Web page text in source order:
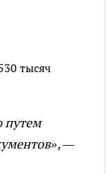
тысяч
путем
—